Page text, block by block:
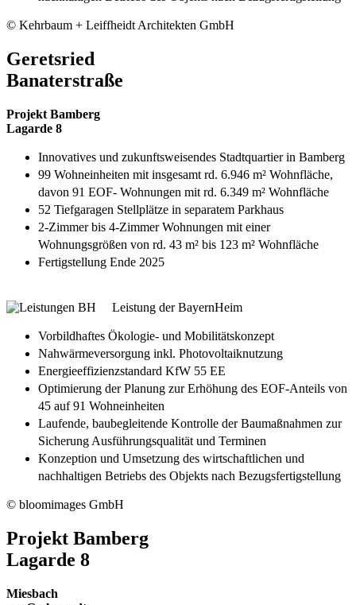
© Kehrbaum + Leiffheidt Architekten GmbH
Geretsried
Banaterstraße
Projekt Bamberg
Lagarde 8
Innovatives und zukunftsweisendes Stadtquartier in Bamberg
99 Wohneinheiten mit insgesamt rd. 6.946 m² Wohnfläche,
davon 91 EOF- Wohnungen mit rd. 6.349 m² Wohnfläche
52 Tiefgaragen Stellplätze in separatem Parkhaus
2-Zimmer bis 4-Zimmer Wohnungen mit einer
Wohnungsgrößen von rd. 43 m² bis 123 m² Wohnfläche
Fertigstellung Ende 2025
Leistung der BayernHeim
Vorbildhaftes Ökologie- und Mobilitätskonzept
Nahwärmeversorgung inkl. Photovoltaiknutzung
Energieeffizienzstandard KfW 55 EE
Optimierung der Planung zur Erhöhung des EOF-Anteils von
45 auf 91 Wohneinheiten
Laufende, baubegleitende Kontrolle der Baumaßnahmen zur
Sicherung Ausführungsqualität und Terminen
Konzeption und Umsetzung des wirtschaftlichen und
nachhaltigen Betriebs des Objekts nach Bezugsfertigstellung
© bloomimages GmbH
Projekt Bamberg
Lagarde 8
Miesbach